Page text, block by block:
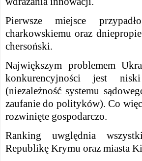
Pierwsze miejsce
charkowskiemu oraz
chersoński.
Największym problemem
konkurencyjności jest
(niezależność systemu
zaufanie do polityków). Co
rozwinięte gospodarczo.
Ranking uwględnia
Republikę Krymu oraz miasta